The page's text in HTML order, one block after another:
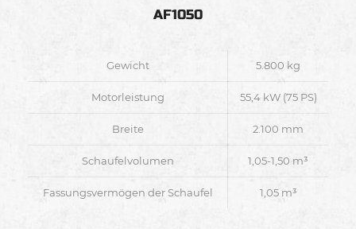
AF1050
Gewicht 5.800 kg
Motorleistung 55,4 kW (75 PS)
Breite 2.100 mm
Schaufelvolumen 1,05-1,50 m³
Fassungsvermögen der Schaufel 1,05 m³